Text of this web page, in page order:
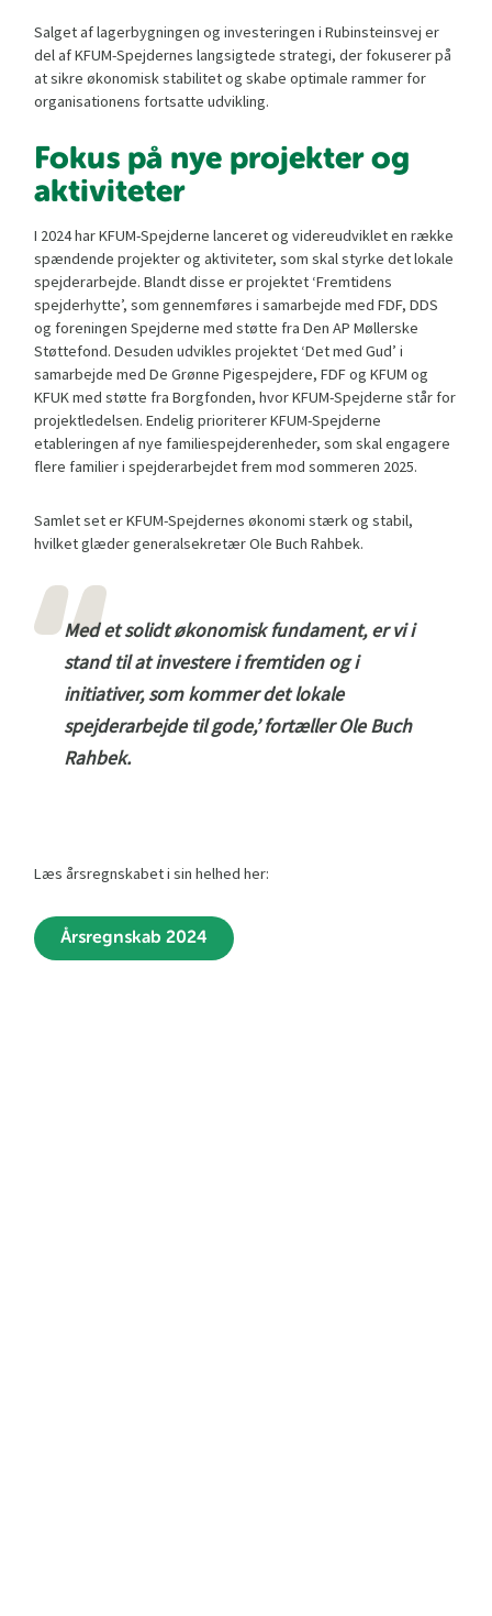
Salget af lagerbygningen og investeringen i Rubinsteinsvej er
del af KFUM-Spejdernes langsigtede strategi, der fokuserer på
at sikre økonomisk stabilitet og skabe optimale rammer for
organisationens fortsatte udvikling.
Fokus på nye projekter og
aktiviteter
I 2024 har KFUM-Spejderne lanceret og videreudviklet en række
spændende projekter og aktiviteter, som skal styrke det lokale
spejderarbejde. Blandt disse er projektet ‘Fremtidens
spejderhytte’, som gennemføres i samarbejde med FDF, DDS
og foreningen Spejderne med støtte fra Den AP Møllerske
Støttefond. Desuden udvikles projektet ‘Det med Gud’ i
samarbejde med De Grønne Pigespejdere, FDF og KFUM og
KFUK med støtte fra Borgfonden, hvor KFUM-Spejderne står for
projektledelsen. Endelig prioriterer KFUM-Spejderne
etableringen af nye familiespejderenheder, som skal engagere
flere familier i spejderarbejdet frem mod sommeren 2025.
Samlet set er KFUM-Spejdernes økonomi stærk og stabil,
hvilket glæder generalsekretær Ole Buch Rahbek.
Med et solidt økonomisk fundament, er vi i
stand til at investere i fremtiden og i
initiativer, som kommer det lokale
spejderarbejde til gode,’ fortæller Ole Buch
Rahbek.
Læs årsregnskabet i sin helhed her:
Årsregnskab 2024